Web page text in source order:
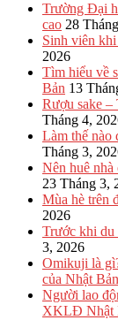
Trường Đại
cao 28
Sinh viên
2026
Tìm hiểu về
Bản 13
Rượu sake –
Tháng 4,
Làm thế nào
Tháng 3,
Nên huê
23 Tháng 3,
Mùa hè trên
2026
Trước khi du
3, 2026
Omikuji là
của Nhật Bản
Người lao
XKLĐ Nhật